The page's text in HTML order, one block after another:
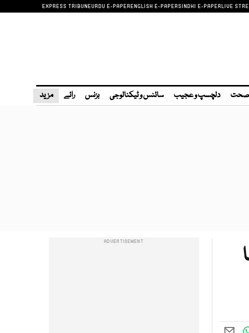
EXPRESS TRIBUNEURDU E-PAPERENGLISH E-PAPERSINDHI E-PAPERLIVE
صحت دلچسپ و عجیب سائنس و ٹیکنالوجی بزنس رائے مزید